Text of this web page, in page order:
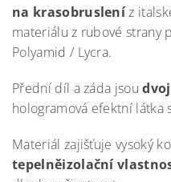
na krasobrusleníz
materiálu z rubové strany
Polyamid / Lycra.
Přední díl a záda jsou
hologramová efektní látka
Materiál zajišťuje vysoký
tepelněizolační